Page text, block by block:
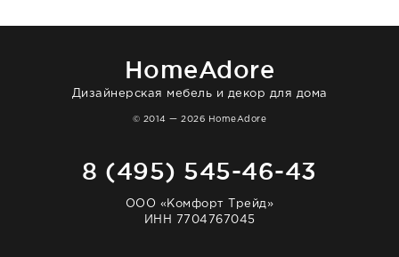
отвечает очень быстро. Взаимодействием
HomeAdore
Дизайнерская мебель и декор для дома
© 2014 — 2026 HomeAdore
8 (495) 545-46-43
ООО «Комфорт Трейд»
ИНН 7704767045